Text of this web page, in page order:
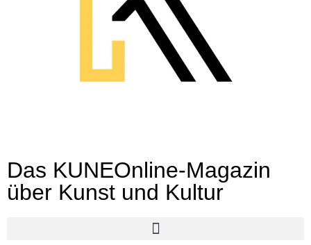
Das KUNEOnline-Magazin
über Kunst und Kultur